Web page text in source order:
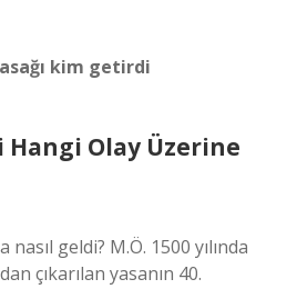
kim getirdi
Olay Üzerine
geldi? M.Ö. 1500 yılında
çıkarılan yasanın 40.